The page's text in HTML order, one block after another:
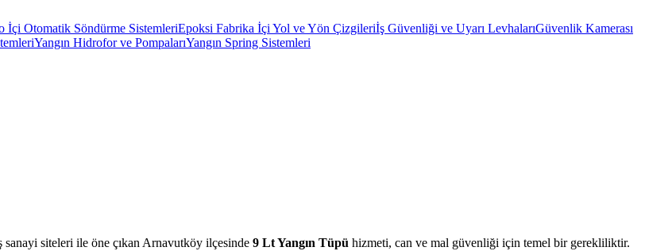
İçi Otomatik Söndürme SistemleriEpoksi Fabrika İçi Yol ve Yön Çizgileriİş Güvenliği ve Uyarı LevhalarıGüvenlik Kamerası
Yangın Hidrofor ve PompalarıYangın Spring Sistemleri
siteleri ile öne çıkan Arnavutköy ilçesinde 9 Lt Yangın Tüpü hizmeti, can ve mal güvenliği için temel bir gerekliliktir.